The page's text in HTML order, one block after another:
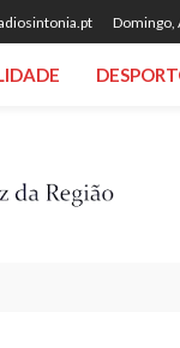
Domingo,